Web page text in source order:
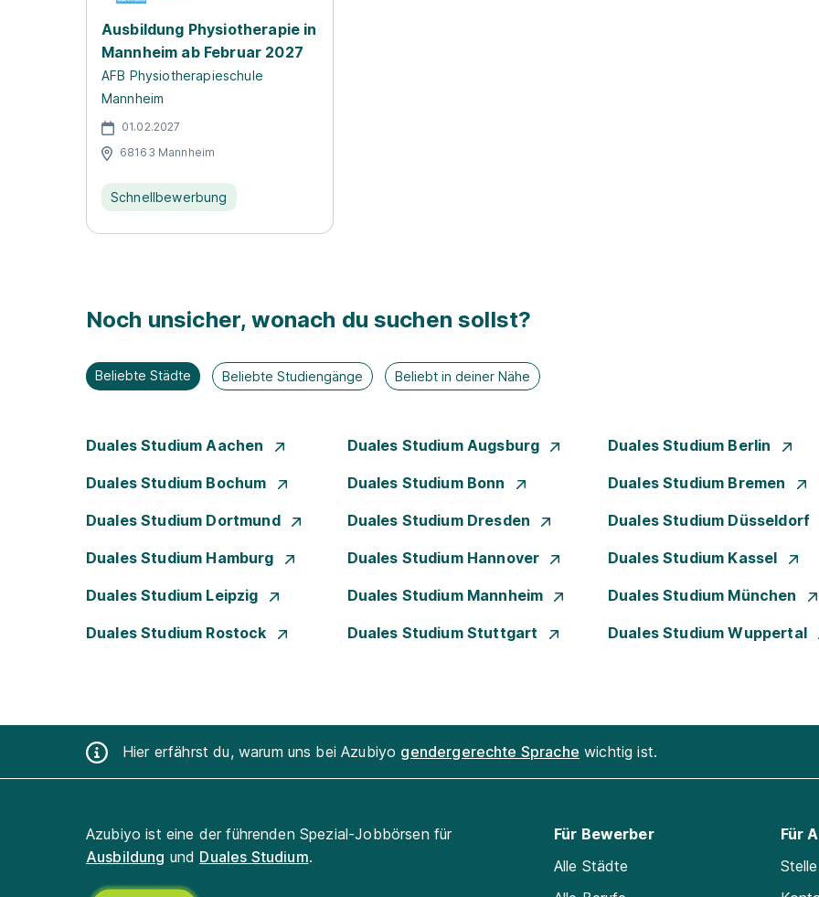
Ausbildung Physiotherapie in
Mannheim ab Februar 2027
AFB Physiotherapieschule
Mannheim
01.02.2027
68163 Mannheim
Schnellbewerbung
Noch unsicher, wonach du suchen sollst?
Beliebte Städte Beliebte Studiengänge Beliebt in deiner Nähe
Duales Studium Aachen Duales Studium Augsburg Duales Studium Berlin
Duales Studium Bochum Duales Studium Bonn Duales Studium Bremen
Duales Studium Dortmund Duales Studium Dresden Duales Studium Düsseldorf
Duales Studium Hamburg Duales Studium Hannover Duales Studium Kassel
Duales Studium Leipzig Duales Studium Mannheim Duales Studium München
Duales Studium Rostock Duales Studium Stuttgart Duales Studium Wuppertal
Hier erfährst du, warum uns bei Azubiyo gendergerechte Sprache wichtig ist.
Azubiyo ist eine der führenden Spezial-Jobbörsen für
Ausbildung und Duales Studium.
Für Bewerber
Alle Städte
Für